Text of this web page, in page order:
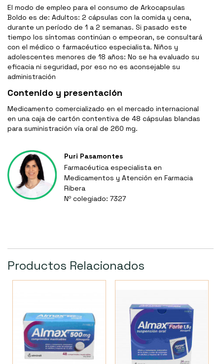
El modo de empleo para el consumo de Arkocapsulas
Boldo es de: Adultos: 2 cápsulas con la comida y cena,
durante un período de 1 a 2 semanas. Si pasado este
tiempo los síntomas continúan o empeoran, se consultará
con el médico o farmacéutico especialista. Niños y
adolescentes menores de 18 años: No se ha evaluado su
eficacia ni seguridad, por eso no es aconsejable su
administración
Contenido y presentación
Medicamento comercializado en el mercado internacional
en una caja de cartón contentiva de 48 cápsulas blandas
para suministración vía oral de 260 mg.
Puri Pasamontes
Farmacéutica especialista en
Medicamentos y Atención en Farmacia
Ribera
Nº colegiado: 7327
Productos Relacionados